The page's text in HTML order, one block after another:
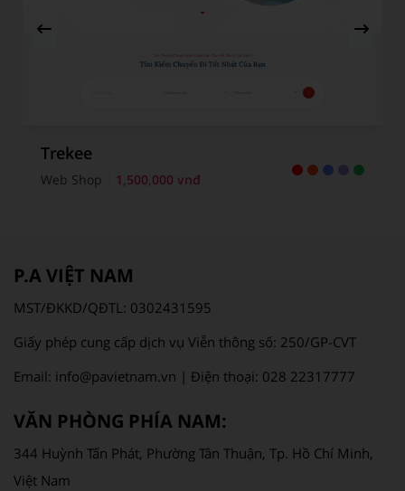
Trekee
Web Shop 1,500,000 vnđ
P.A VIỆT NAM
MST/ĐKKD/QĐTL: 0302431595
Giấy phép cung cấp dịch vụ Viễn thông số: 250/GP-CVT
Email: info@pavietnam.vn | Điện thoại: 028 22317777
VĂN PHÒNG PHÍA NAM:
344 Huỳnh Tấn Phát, Phường Tân Thuận, Tp. Hồ Chí Minh,
Việt Nam